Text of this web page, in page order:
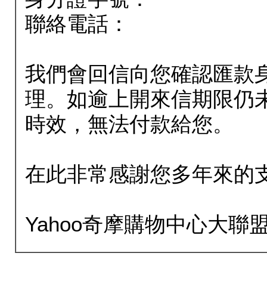
聯絡電話：
我們會回信向您確認匯款
理。如逾上開來信期限仍
時效，無法付款給您。
在此非常感謝您多年來的
Yahoo奇摩購物中心大